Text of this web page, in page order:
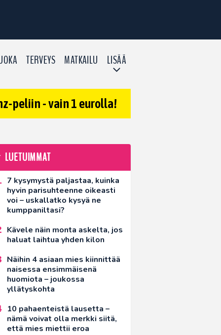
TERVEYS MATKAILU LISÄÄ
peliin - vain 1 eurolla!
LUETUIMMAT
7 kysymystä paljastaa, kuinka
hyvin parisuhteenne oikeasti
voi – uskallatko kysyä ne
kumppaniltasi?
Kävele näin monta askelta, jos
haluat laihtua yhden kilon
Näihin 4 asiaan mies kiinnittää
naisessa ensimmäisenä
huomiota – joukossa
yllätyskohta
10 pahaenteistä lausetta –
nämä voivat olla merkki siitä,
että mies miettii eroa